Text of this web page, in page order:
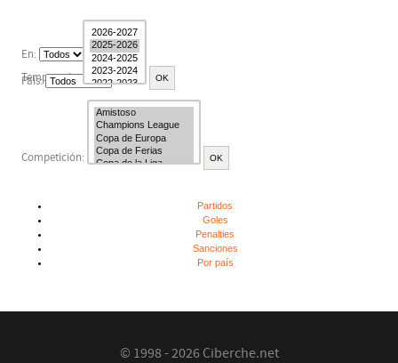
Temporada:
En:
País:
Competición:
Partidos
Goles
Penalties
Sanciones
Por país
© 1998 - 2026 Ciberche.net